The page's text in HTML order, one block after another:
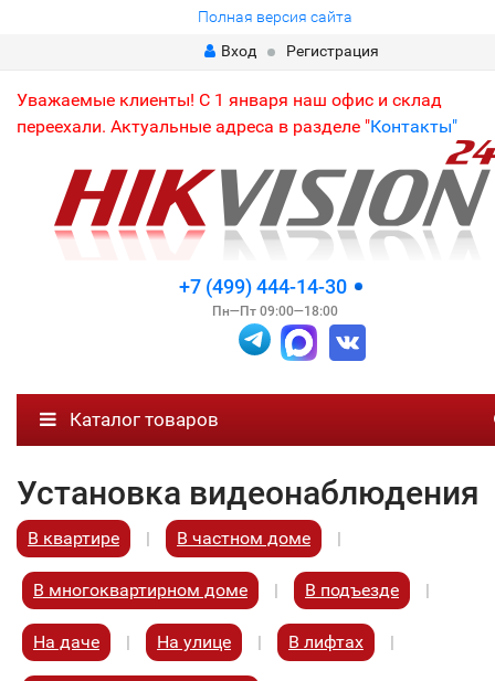
Полная версия сайта
Вход
Регистрация
Уважаемые клиенты! С 1 января наш офис и склад
переехали. Актуальные адреса в разделе "Контакты"
+7 (499) 444-14-30
Пн—Пт 09:00—18:00
Каталог товаров
Установка видеонаблюдения
В квартире | В частном доме |
В многоквартирном доме | В подъезде |
На даче | На улице | В лифтах |